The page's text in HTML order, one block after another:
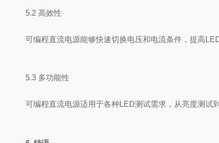
5.2 高效性
可编程直流电源能够快速切换电压和电流条件，提高
5.3 多功能性
可编程直流电源适用于各种LED测试需求，从亮度测试